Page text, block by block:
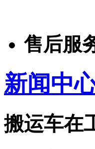
售后服
新闻中
搬运车在